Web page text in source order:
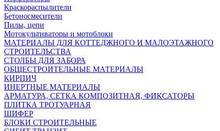
Краскораспылители
Бетоносмесители
Пилы, цепи
Мотокультиваторы и мотоблоки
МАТЕРИАЛЫ ДЛЯ КОТТЕДЖНОГО И МАЛОЭТАЖНОГО
СТРОИТЕЛЬСТВА
СТОЛБЫ ДЛЯ ЗАБОРА
ОБЩЕСТРОИТЕЛЬНЫЕ МАТЕРИАЛЫ
КИРПИЧ
ИНЕРТНЫЕ МАТЕРИАЛЫ
АРМАТУРА, СЕТКА КОМПОЗИТНАЯ, ФИКСАТОРЫ
ПЛИТКА ТРОТУАРНАЯ
ШИФЕР
БЛОКИ СТРОИТЕЛЬНЫЕ